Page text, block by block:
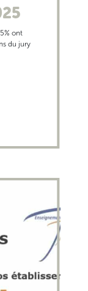
ont
du jury